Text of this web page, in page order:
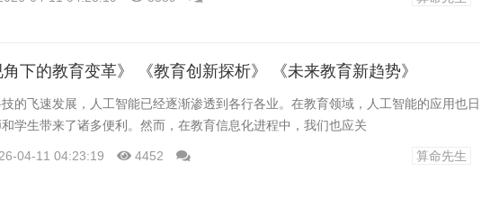
下的教育变革》 《教育创新探析》 《未来教育新趋势》
的飞速发展，人工智能已经逐渐渗透到各行各业。在教育领域，人工智能的应用也日
学生带来了诸多便利。然而，在教育信息化进程中，我们也应关
04-11 04:23:19 4452 算命先生